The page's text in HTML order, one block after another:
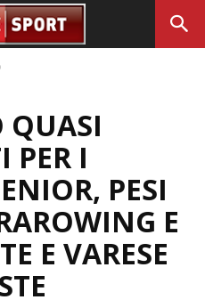
QUASI
PER I
PESI
E
E VARESE